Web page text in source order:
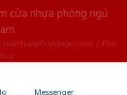
cửa nhựa phòng ngủ
| Đơn
Messenger